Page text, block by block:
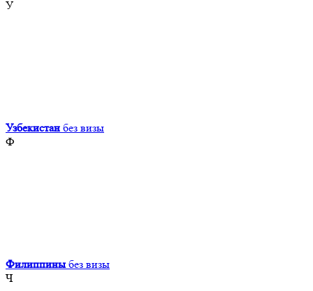
У
Узбекистан без визы
Ф
Филиппины без визы
Ч